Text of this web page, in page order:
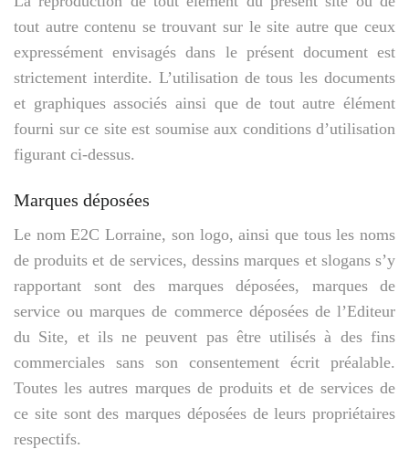
tout autre contenu se trouvant sur le site autre que ceux
expressément envisagés dans le présent document est
strictement interdite. L’utilisation de tous les documents
et graphiques associés ainsi que de tout autre élément
fourni sur ce site est soumise aux conditions d’utilisation
figurant ci-dessus.
Marques déposées
Le nom E2C Lorraine, son logo, ainsi que tous les noms
de produits et de services, dessins marques et slogans s’y
rapportant sont des marques déposées, marques de
service ou marques de commerce déposées de l’Editeur
du Site, et ils ne peuvent pas être utilisés à des fins
commerciales sans son consentement écrit préalable.
Toutes les autres marques de produits et de services de
ce site sont des marques déposées de leurs propriétaires
respectifs.